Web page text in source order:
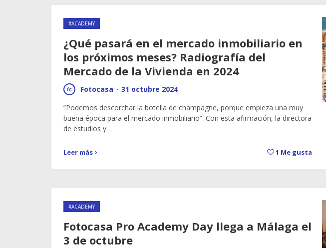
#ACADEMY
¿Qué pasará en el mercado inmobiliario en
los próximos meses? Radiografía del
Mercado de la Vivienda en 2024
Fotocasa · 31 octubre 2024
“Podemos descorchar la botella de champagne, porque empieza una muy
buena época para el mercado inmobiliario”. Con esta afirmación, la directora
de estudios y…
Leer más 1 Me gusta
#ACADEMY
Fotocasa Pro Academy Day llega a Málaga el
3 de octubre